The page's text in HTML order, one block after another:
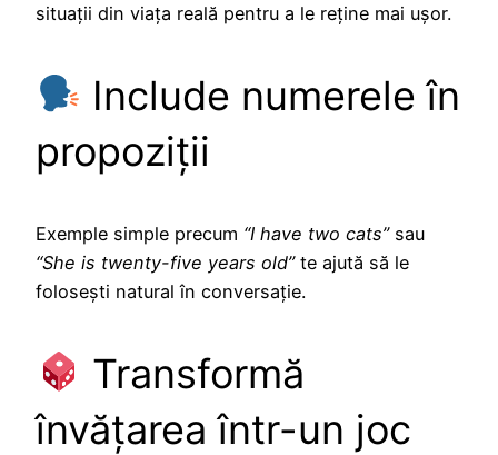
situații din viața reală pentru a le reține mai ușor.
Include numerele în
propoziții
Exemple simple precum “I have two cats”sau
“She is twenty-five years old”te ajută să le
folosești natural în conversație.
Transformă
învățarea într-un joc